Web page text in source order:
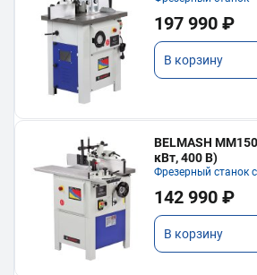
197 990 ₽
В корзину
BELMASH
кВт, 400 В)
Фрезерный станок
142 990 ₽
В корзину